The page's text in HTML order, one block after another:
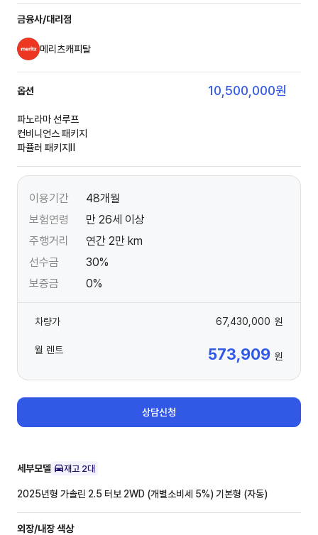
금융사/대리점
메리츠캐피탈
옵션 10,500,000원
파노라마 선루프
컨비니언스 패키지
파퓰러 패키지Ⅱ
이용기간
48개월
보험연령
만 26세 이상
주행거리
연간 2만 km
선수금
30%
보증금
0%
차량가 67,430,000 원
월 렌트 573,909 원
상담신청
세부모델 재고 2대
2025년형 가솔린 2.5 터보 2WD (개별소비세 5%) 기본형 (자동)
외장/내장색상